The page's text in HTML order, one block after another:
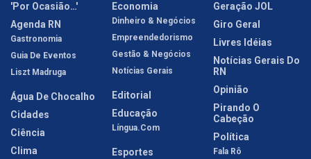
'Por Ocasião…'
Agenda RN
Gastronomia
Guia De Eventos
Liszt Madruga
Água De Chocalho
Cidades
Ciência
Clima
Economia
Dinheiro & Negócios
Empreendedorismo
Gestão & Negócios
Notícias Gerais
Editorial
Educação
Língua.com
Esportes
Geração JOL
Giro Geral
Livres Idéias
Notícias Gerais Do
RN
Opinião
Pirando O
Cabeção
Política
Fala Rô